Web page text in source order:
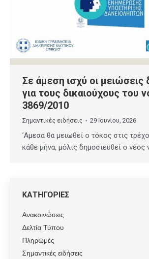
Σε άμεση ισχύ οι
για τους δικαιούχους του
3869/2010
Σημαντικές ειδήσεις 29 Ιουνίου, 2026
‘Αμεσα θα μειωθεί ο τόκος στις
κάθε μήνα, μόλις δημοσιευθεί ο νέος
ΚΑΤΗΓΟΡΙΕΣ
Ανακοινώσεις
Δελτία Τύπου
Πληρωμές
Σημαντικές ειδήσεις